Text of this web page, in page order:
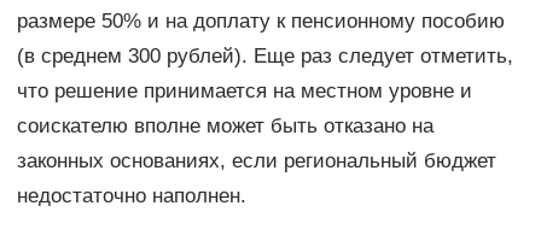
размере 50% и на доплату к пенсионному пособию
(в среднем 300 рублей). Еще раз следует отметить,
что решение принимается на местном уровне и
соискателю вполне может быть отказано на
законных основаниях, если региональный бюджет
недостаточно наполнен.